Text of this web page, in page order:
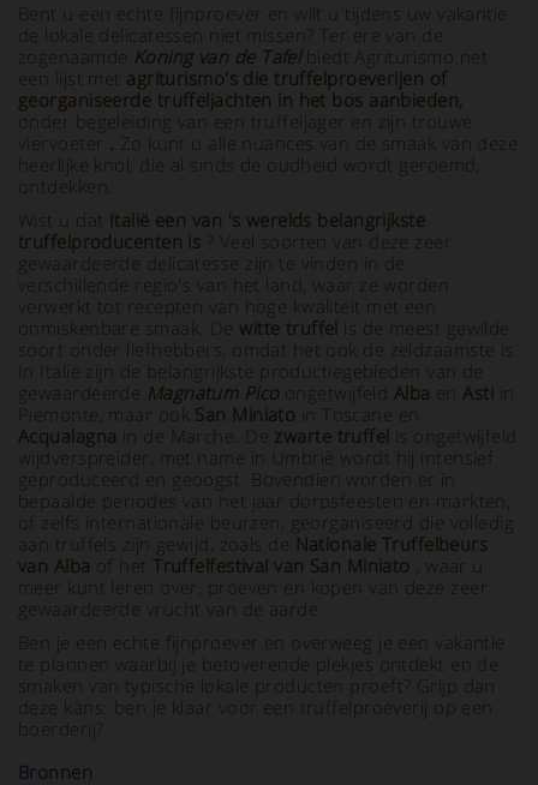
Bent u een echte fijnproever en wilt u tijdens uw vakantie
de lokale delicatessen niet missen? Ter ere van de
zogenaamde Koning van de Tafelbiedt Agriturismo.net
een lijst met agriturismo's die truffelproeverijen of
georganiseerde truffeljachten in het bos aanbieden,
onder begeleiding van een truffeljager en zijn trouwe
viervoeter . Zo kunt u alle nuances van de smaak van deze
heerlijke knol, die al sinds de oudheid wordt geroemd,
ontdekken.
Wist u dat Italië een van 's werelds belangrijkste
truffelproducenten is ? Veel soorten van deze zeer
gewaardeerde delicatesse zijn te vinden in de
verschillende regio's van het land, waar ze worden
verwerkt tot recepten van hoge kwaliteit met een
onmiskenbare smaak. De witte truffel is de meest gewilde
soort onder liefhebbers, omdat het ook de zeldzaamste is.
In Italië zijn de belangrijkste productiegebieden van de
gewaardeerde Magnatum Picoongetwijfeld Alba enAsti in
Piemonte, maar ook San Miniato in Toscane en
Acqualagna in de Marche. De zwarte truffel is ongetwijfeld
wijdverspreider, met name in Umbrië wordt hij intensief
geproduceerd en geoogst. Bovendien worden er in
bepaalde periodes van het jaar dorpsfeesten en markten,
of zelfs internationale beurzen, georganiseerd die volledig
aan truffels zijn gewijd, zoals de Nationale Truffelbeurs
van Alba of hetTruffelfestival van San Miniato , waar u
meer kunt leren over, proeven en kopen van deze zeer
gewaardeerde vrucht van de aarde.
Ben je een echte fijnproever en overweeg je een vakantie
te plannen waarbij je betoverende plekjes ontdekt en de
smaken van typische lokale producten proeft? Grijp dan
deze kans: ben je klaar voor een truffelproeverij op een
boerderij?
Bronnen